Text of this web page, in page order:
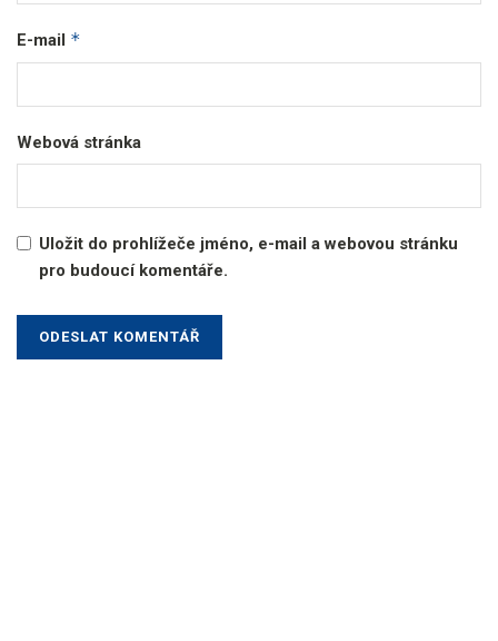
E-mail *
Webová stránka
Uložit do prohlížeče jméno, e-mail a webovou stránku
pro budoucí komentáře.